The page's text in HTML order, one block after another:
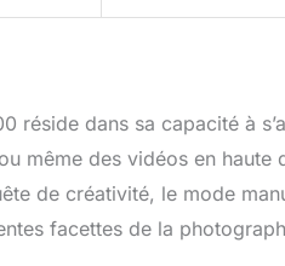
réside dans sa capacité à
même des vidéos en
de créativité, le mode
facettes de la